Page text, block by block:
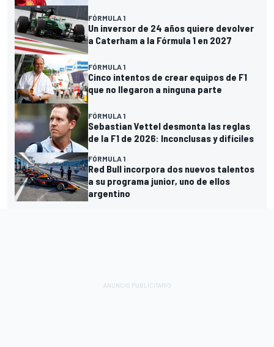
FÓRMULA 1
Un inversor de 24 años quiere devolver
a Caterham a la Fórmula 1 en 2027
FÓRMULA 1
Cinco intentos de crear equipos de F1
que no llegaron a ninguna parte
FÓRMULA 1
Sebastian Vettel desmonta las reglas
de la F1 de 2026: Inconclusas y difíciles
FÓRMULA 1
Red Bull incorpora dos nuevos talentos
a su programa junior, uno de ellos
argentino